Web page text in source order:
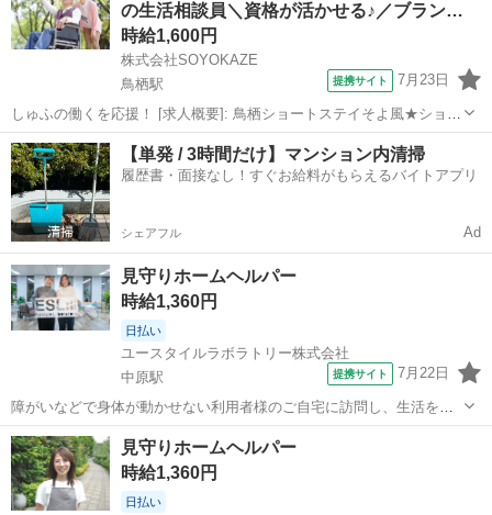
がら、自立した生活を支える...の生活相談員＼資格が活かせる♪／ブラン…
時給1,600円
株式会社SOYOKAZE
鳥栖駅
提携サイト 7月23日
しゅふの働くを応援！ [求人概要]: 鳥栖ショートステイそよ風★ショー
トステイの生活相談員＼資格が活かせる♪／ブランクＯＫ・社保完備・
各種手当あり [職種名]: 有資格の生活相談員 [勤務地・最寄駅]: 佐賀県
鳥栖市曽...
佐賀 鳥栖市 鳥栖駅 介護
【単発 / 3時間だけ】マンション内清掃
履歴書・面接なし！すぐお給料がもらえるバイトアプリ
シェアフル Ad
見守りホームヘルパー
時給1,360円
日払い
ユースタイルラボラトリー株式会社
中原駅
提携サイト 7月22日
障がいなどで身体が動かせない利用者様のご自宅に訪問し、生活を支
える重度訪問介護のお仕事です。 ※1対1で誠実に向き合える方を募集
【仕事内容】 見守りや日常生活のお手伝いが中心ですが、利用者様の
生活を支える大切なポジション...
佐賀 三養基郡 中原駅
見守りホームヘルパー
時給1,360円
日払い